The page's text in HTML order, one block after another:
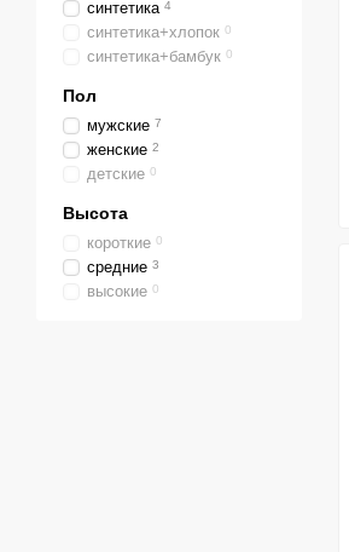
синтетика 4
синтетика+хлопок 0
синтетика+бамбук 0
Пол
мужские 7
женские 2
детские 0
Высота
короткие 0
средние 3
высокие 0